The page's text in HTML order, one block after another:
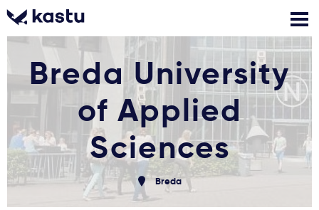
Prisijungti
1
Pranešimai
Stojimo anketa
Skambink
Nemokamos
konsultacijos
Kontaktai
Breda University
of Applied
Sciences
Breda